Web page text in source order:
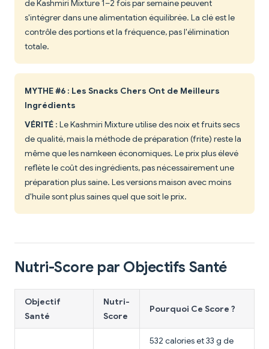
de Kashmiri Mixture 1–2 fois par semaine peuvent
s'intégrer dans une alimentation équilibrée. La clé est le
contrôle des portions et la fréquence, pas l'élimination
totale.
MYTHE #6 : Les Snacks Chers Ont de Meilleurs
Ingrédients
VÉRITÉ : Le Kashmiri Mixture utilise des noix et fruits secs
de qualité, mais la méthode de préparation (frite) reste la
même que les namkeen économiques. Le prix plus élevé
reflète le coût des ingrédients, pas nécessairement une
préparation plus saine. Les versions maison avec moins
d'huile sont plus saines quel que soit le prix.
Nutri-Score par Objectifs Santé
Objectif
Santé
Nutri-
Score
Pourquoi Ce Score ?
532 calories et 33 g de